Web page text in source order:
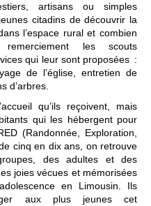
artisans ou simples
citadins de découvrir la
l’espace rural et combien
les scouts
qui leur sont proposées :
de l’église, entretien de
d’arbres.
qu’ils reçoivent, mais
qui les hébergent pour
(Randonnée, Exploration,
cinq en dix ans, on retrouve
des adultes et des
joies vécues et mémorisées
en Limousin. Ils
aux plus jeunes cet